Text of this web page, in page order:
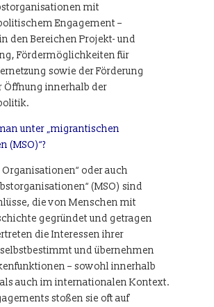
mit
Engagement –
den Bereichen Projekt- und
Fördermöglichkeiten für
sowie der Förderung
Öffnung innerhalb der
unter „migrantischen
(MSO)“?
oder auch
(MSO) sind
die von Menschen mit
gegründet und getragen
die Interessen ihrer
und übernehmen
– sowohl innerhalb
auch im internationalen Kontext.
stoßen sie oft auf